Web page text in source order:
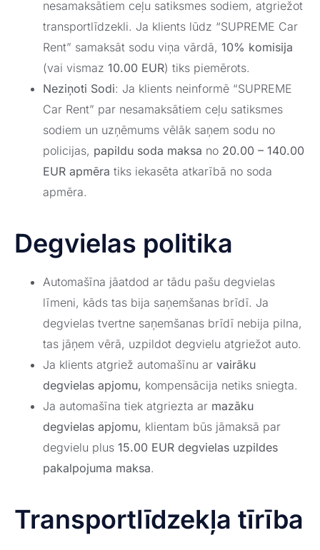
nesamaksātiem ceļu satiksmes sodiem, atgriežot
transportlīdzekli. Ja klients lūdz “SUPREME Car
Rent” samaksāt sodu viņa vārdā, 10% komisija
(vai vismaz 10.00 EUR) tiks piemērots.
Neziņoti Sodi: Ja klients neinformē “SUPREME
Car Rent” par nesamaksātiem ceļu satiksmes
sodiem un uzņēmums vēlāk saņem sodu no
policijas, papildu soda maksa no 20.00 – 140.00
EUR apmēra tiks iekasēta atkarībā no soda
apmēra.
Degvielas politika
Automašīna jāatdod ar tādu pašu degvielas
līmeni, kāds tas bija saņemšanas brīdī. Ja
degvielas tvertne saņemšanas brīdī nebija pilna,
tas jāņem vērā, uzpildot degvielu atgriežot auto.
Ja klients atgriež automašīnu ar vairāku
degvielas apjomu, kompensācija netiks sniegta.
Ja automašīna tiek atgriezta ar mazāku
degvielas apjomu, klientam būs jāmaksā par
degvielu plus 15.00 EUR degvielas uzpildes
pakalpojuma maksa.
Transportlīdzekļa tīrība